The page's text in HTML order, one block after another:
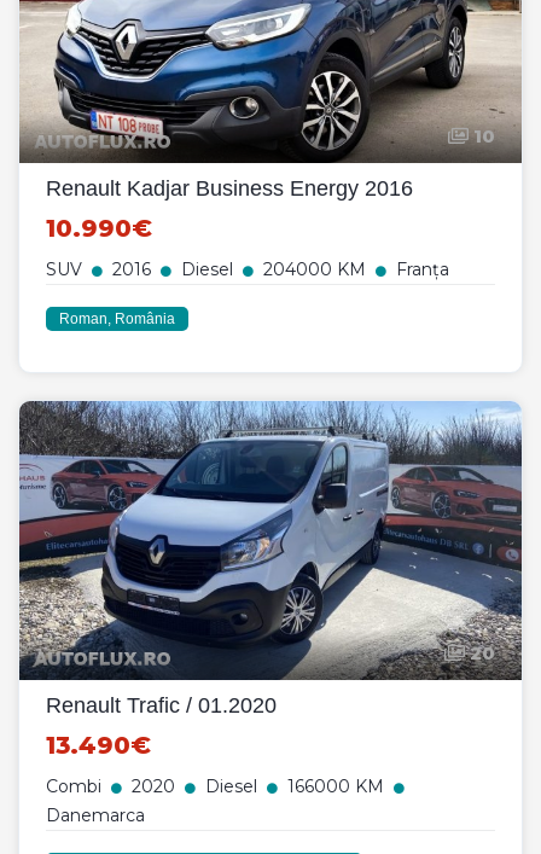
10
Renault Kadjar Business Energy 2016
10.990€
SUV 2016 Diesel 204000 KM Franța
Roman, România
20
Renault Trafic / 01.2020
13.490€
Combi 2020 Diesel
166000 KM
Danemarca